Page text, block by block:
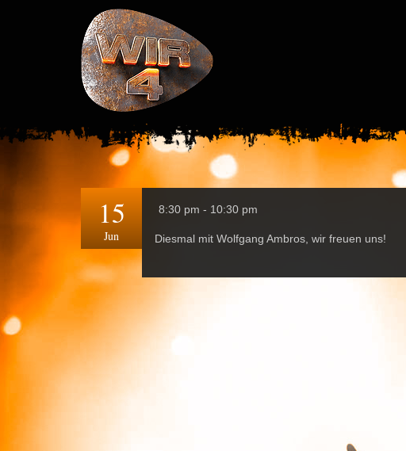
15
Jun
8:30 pm - 10:30 pm
Diesmal mit Wolfgang Ambros, wir freuen uns!